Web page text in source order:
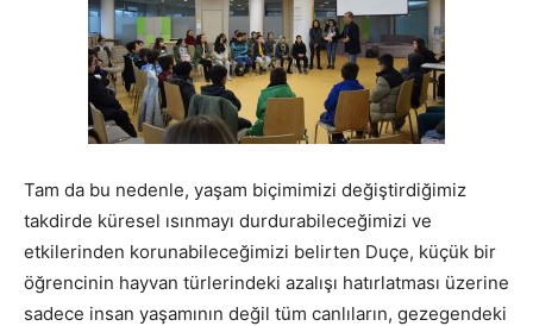
Tam da bu nedenle, yaşam biçimimizi değiştirdiğimiz
takdirde küresel ısınmayı durdurabileceğimizi ve
etkilerinden korunabileceğimizi belirten Duçe, küçük bir
öğrencinin hayvan türlerindeki azalışı hatırlatması üzerine
sadece insan yaşamının değil tüm canlıların, gezegendeki